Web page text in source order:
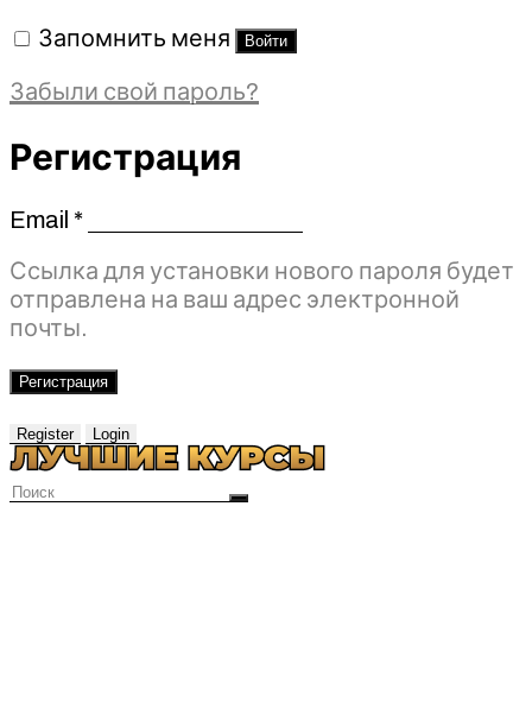
Запомнить меня Войти
Забыли свой пароль?
Регистрация
Email *Обязательно
Ссылка для установки нового пароля будет
отправлена ​​на ваш адрес электронной
почты.
Регистрация
Register Login